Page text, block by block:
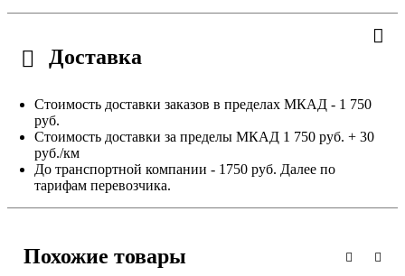
Доставка
Стоимость доставки заказов в пределах МКАД - 1 750
руб.
Стоимость доставки за пределы МКАД 1 750 руб. + 30
руб./км
До транспортной компании - 1750 руб. Далее по
тарифам перевозчика.
Похожие товары